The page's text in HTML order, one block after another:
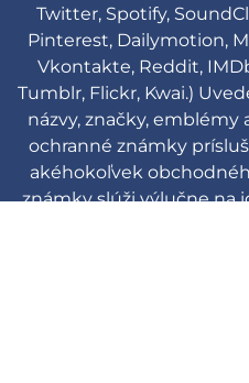
Twitter, Spotify,
Pinterest, Dailymotion,
Vkontakte, Reddit,
Tumblr, Flickr, Kwai.)
názvy, značky, emblémy
ochranné známky
akéhokoľvek
známky slúži výlučne na